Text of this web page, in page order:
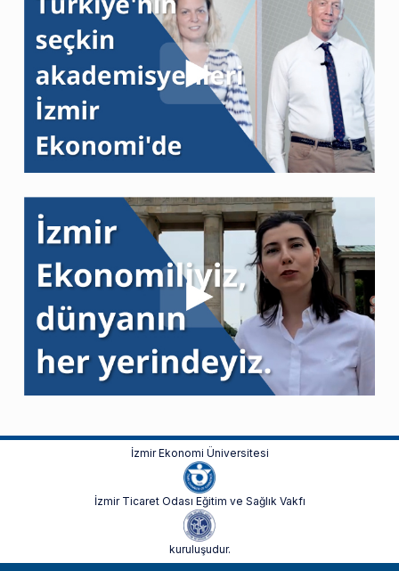
İzmir Ekonomi Üniversitesi
İzmir Ticaret Odası Eğitim ve Sağlık Vakfı
kuruluşudur.